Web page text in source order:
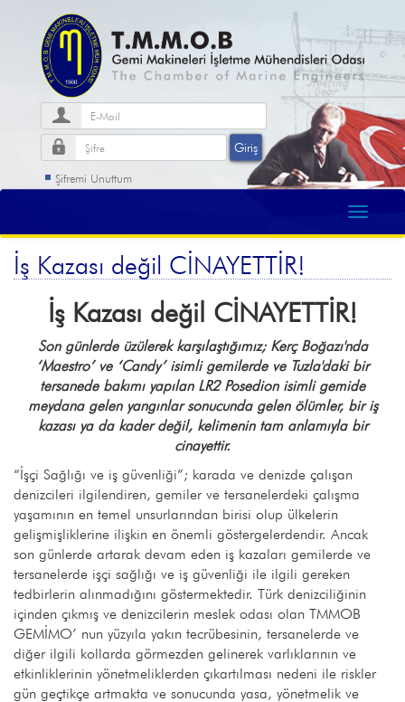
Şifremi Unuttum
İş Kazası değil CİNAYETTİR!
İş Kazası değil CİNAYETTİR!
Son günlerde üzülerek karşılaştığımız; Kerç Boğazı'nda
‘Maestro’ ve ‘Candy’ isimli gemilerde ve Tuzla'daki bir
tersanede bakımı yapılan LR2 Posedion isimli gemide
meydana gelen yangınlar sonucunda gelen ölümler, bir iş
kazası ya da kader değil, kelimenin tam anlamıyla bir
cinayettir.
“İşçi Sağlığı ve iş güvenliği”; karada ve denizde çalışan
denizcileri ilgilendiren, gemiler ve tersanelerdeki çalışma
yaşamının en temel unsurlarından birisi olup ülkelerin
gelişmişliklerine ilişkin en önemli göstergelerdendir. Ancak
son günlerde artarak devam eden iş kazaları gemilerde ve
tersanelerde işçi sağlığı ve iş güvenliği ile ilgili gereken
tedbirlerin alınmadığını göstermektedir. Türk denizciliğinin
içinden çıkmış ve denizcilerin meslek odası olan TMMOB
GEMİMO’ nun yüzyıla yakın tecrübesinin, tersanelerde ve
diğer ilgili kollarda görmezden gelinerek varlıklarının ve
etkinliklerinin yönetmeliklerden çıkartılması nedeni ile riskler
gün geçtikçe artmakta ve sonucunda yasa, yönetmelik ve